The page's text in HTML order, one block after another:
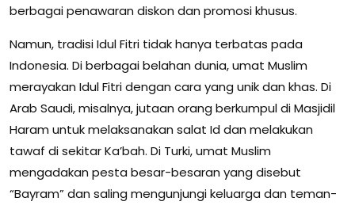
berbagai penawaran diskon dan promosi khusus.
Namun, tradisi Idul Fitri tidak hanya terbatas pada
Indonesia. Di berbagai belahan dunia, umat Muslim
merayakan Idul Fitri dengan cara yang unik dan khas. Di
Arab Saudi, misalnya, jutaan orang berkumpul di Masjidil
Haram untuk melaksanakan salat Id dan melakukan
tawaf di sekitar Ka’bah. Di Turki, umat Muslim
mengadakan pesta besar-besaran yang disebut
“Bayram” dan saling mengunjungi keluarga dan teman-